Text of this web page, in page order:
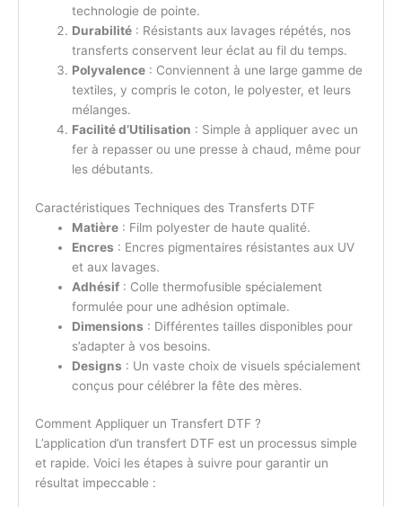
technologie de pointe.
Durabilité: Résistants aux lavages répétés, nos
transferts conservent leur éclat au fil du temps.
Polyvalence: Conviennent à une large gamme de
textiles, y compris le coton, le polyester, et leurs
mélanges.
Facilité d’Utilisation : Simple à appliquer avec un
fer à repasser ou une presse à chaud, même pour
les débutants.
Caractéristiques Techniques des Transferts DTF
Matière: Film polyester de haute qualité.
Encres : Encres pigmentaires résistantes aux UV
et aux lavages.
Adhésif: Colle thermofusible spécialement
formulée pour une adhésion optimale.
Dimensions : Différentes tailles disponibles pour
s’adapter à vos besoins.
Designs : Un vaste choix de visuels spécialement
conçus pour célébrer la fête des mères.
Comment Appliquer un Transfert DTF ?
L’application d’un transfert DTF est un processus simple
et rapide. Voici les étapes à suivre pour garantir un
résultat impeccable :